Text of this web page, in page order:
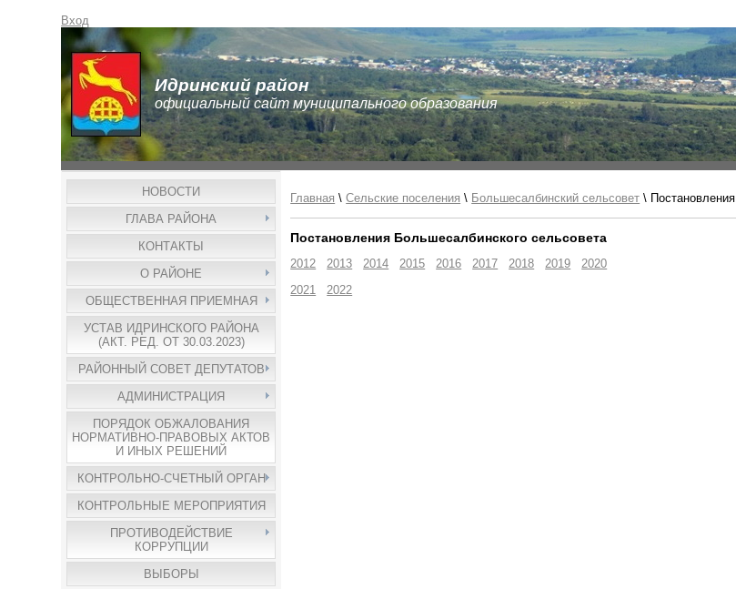
Вход
Идринский район
официальный сайт муниципального образования
НОВОСТИ
ГЛАВА РАЙОНА
КОНТАКТЫ
О РАЙОНЕ
ОБЩЕСТВЕННАЯ ПРИЕМНАЯ
УСТАВ ИДРИНСКОГО РАЙОНА
(АКТ. РЕД. ОТ 30.03.2023)
РАЙОННЫЙ СОВЕТ ДЕПУТАТОВ
АДМИНИСТРАЦИЯ
ПОРЯДОК ОБЖАЛОВАНИЯ
НОРМАТИВНО-ПРАВОВЫХ АКТОВ
И ИНЫХ РЕШЕНИЙ
КОНТРОЛЬНО-СЧЕТНЫЙ ОРГАН
КОНТРОЛЬНЫЕ МЕРОПРИЯТИЯ
ПРОТИВОДЕЙСТВИЕ
КОРРУПЦИИ
ВЫБОРЫ
Главная \Сельские поселения \ Большесалбинский сельсовет \ Постановления
Постановления Большесалбинского сельсовета
2012 2013 2014 2015 2016 2017 2018 2019
2020
2021
2022